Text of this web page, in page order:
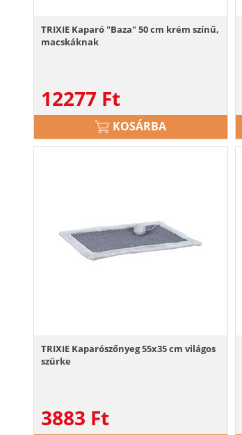
TRIXIE Kaparó "Baza" 50 cm krém színű,
macskáknak
12277 Ft
KOSÁRBA
TRIXIE Kaparószőnyeg 55x35 cm világos
szürke
3883 Ft